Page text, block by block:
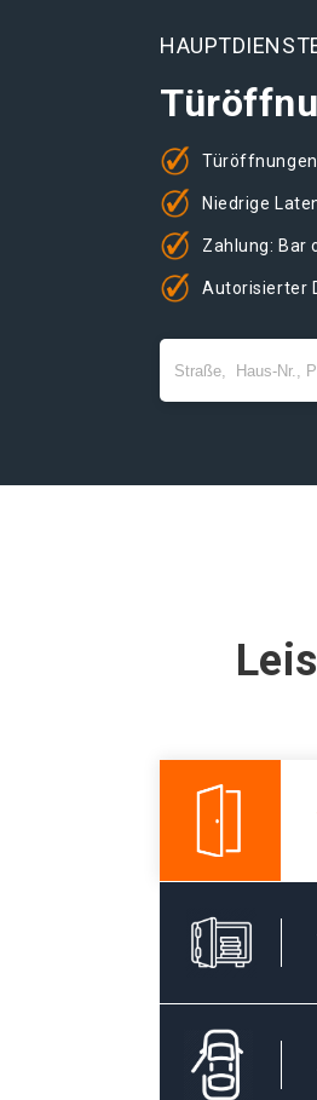
Niedrige
Zahlung: Bar
Autorisierter